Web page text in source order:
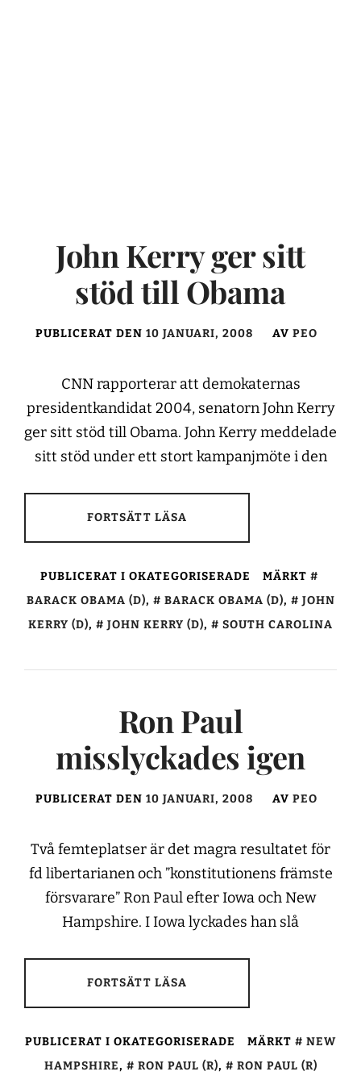
John Kerry ger sitt
stöd till Obama
PUBLICERAT DEN 10 JANUARI, 2008 AV PEO
CNN rapporterar att demokaternas
presidentkandidat 2004, senatorn John Kerry
ger sitt stöd till Obama. John Kerry meddelade
sitt stöd under ett stort kampanjmöte i den
FORTSÄTT LÄSA
PUBLICERAT I OKATEGORISERADE
MÄRKT
BARACK OBAMA (D), BARACK OBAMA (D),
JOHN
KERRY (D), JOHN KERRY (D), SOUTH CAROLINA
Ron Paul
misslyckades igen
PUBLICERAT DEN 10 JANUARI, 2008 AV PEO
Två femteplatser är det magra resultatet för
fd libertarianen och ”konstitutionens främste
försvarare” Ron Paul efter Iowa och New
Hampshire. I Iowa lyckades han slå
FORTSÄTT LÄSA
PUBLICERAT I OKATEGORISERADE MÄRKT
NEW
HAMPSHIRE, RON PAUL (R), RON PAUL (R)